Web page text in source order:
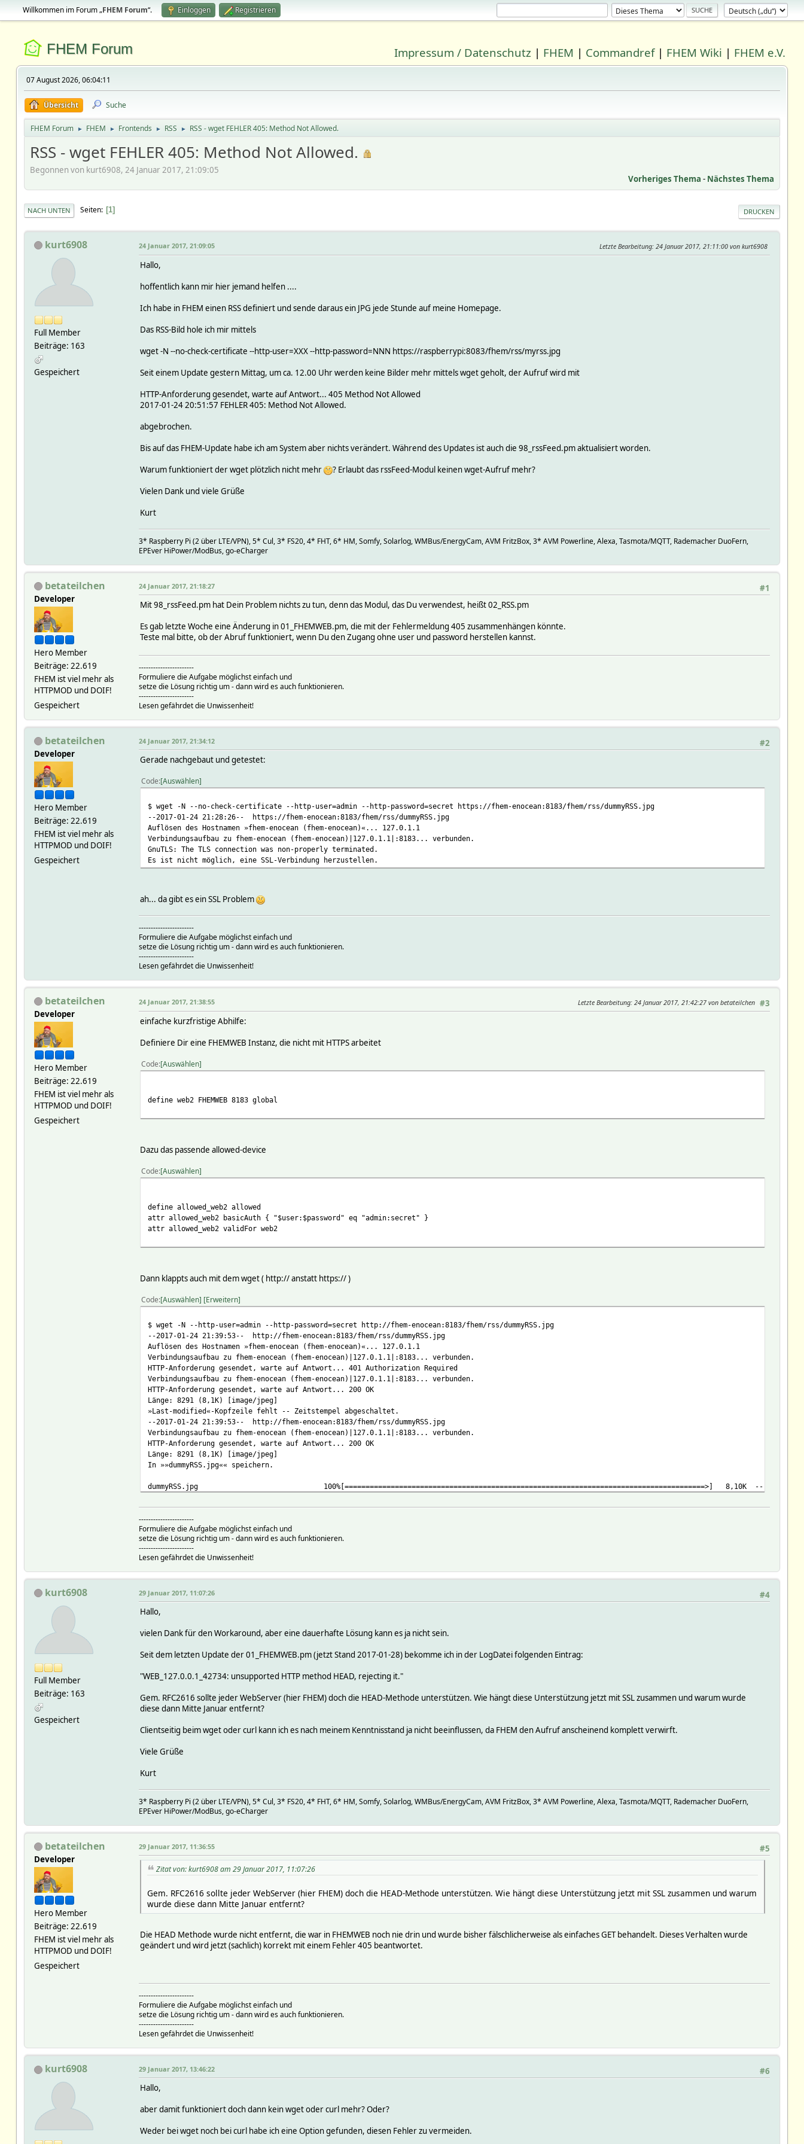
Willkommen im Forum „FHEM Forum“. Einloggen Registrieren
FHEM Forum Impressum / Datenschutz | FHEM | Commandref| FHEM Wiki | FHEM e.V.
07 August 2026, 06:04:11
Übersicht Suche
FHEM Forum ► FHEM ► Frontends ► RSS ► RSS - wget FEHLER 405: Method Not Allowed.
RSS - wget FEHLER 405: Method Not Allowed.
Begonnen von kurt6908, 24 Januar 2017, 21:09:05
Vorheriges Thema - Nächstes Thema
DRUCKEN
NACH UNTEN Seiten 1
kurt6908
Full Member
Beiträge: 163
Gespeichert
24 Januar 2017, 21:09:05 Letzte Bearbeitung: 24 Januar 2017, 21:11:00 von kurt6908
Hallo,
hoffentlich kann mir hier jemand helfen ....
Ich habe in FHEM einen RSS definiert und sende daraus ein JPG jede Stunde auf meine Homepage.
Das RSS-Bild hole ich mir mittels
wget -N --no-check-certificate --http-user=XXX --http-password=NNN https://raspberrypi:8083/fhem/rss/myrss.jpg
Seit einem Update gestern Mittag, um ca. 12.00 Uhr werden keine Bilder mehr mittels wget geholt, der Aufruf wird mit
HTTP-Anforderung gesendet, warte auf Antwort... 405 Method Not Allowed
2017-01-24 20:51:57 FEHLER 405: Method Not Allowed.
abgebrochen.
Bis auf das FHEM-Update habe ich am System aber nichts verändert. Während des Updates ist auch die 98_rssFeed.pm aktualisiert worden.
Warum funktioniert der wget plötzlich nicht mehr
? Erlaubt das rssFeed-Modul keinen wget-Aufruf mehr?
Vielen Dank und viele Grüße
Kurt
3* Raspberry Pi (2 über LTE/VPN), 5* Cul, 3* FS20, 4* FHT, 6* HM, Somfy, Solarlog, WMBus/EnergyCam, AVM FritzBox, 3* AVM Powerline, Alexa, Tasmota/MQTT, Rademacher DuoFern,
EPEver HiPower/ModBus, go-eCharger
betateilchen
Developer
Hero Member
Beiträge: 22.619
FHEM ist viel mehr als
HTTPMOD und DOIF!
Gespeichert
#1
24 Januar 2017, 21:18:27
Mit 98_rssFeed.pm hat Dein Problem nichts zu tun, denn das Modul, das Du verwendest, heißt 02_RSS.pm
Es gab letzte Woche eine Änderung in 01_FHEMWEB.pm, die mit der Fehlermeldung 405 zusammenhängen könnte.
Teste mal bitte, ob der Abruf funktioniert, wenn Du den Zugang ohne user und password herstellen kannst.
-----------------------
Formuliere die Aufgabe möglichst einfach und
setze die Lösung richtig um - dann wird es auch funktionieren.
-----------------------
Lesen gefährdet die Unwissenheit!
betateilchen
Developer
Hero Member
Beiträge: 22.619
FHEM ist viel mehr als
HTTPMOD und DOIF!
Gespeichert
#2
24 Januar 2017, 21:34:12
Gerade nachgebaut und getestet:
Code Auswählen
$ wget -N --no-check-certificate --http-user=admin --http-password=secret https://fhem-enocean:8183/fhem/rss/dummyRSS.jpg
--2017-01-24 21:28:26-- https://fhem-enocean:8183/fhem/rss/dummyRSS.jpg
Auflösen des Hostnamen »fhem-enocean (fhem-enocean)«... 127.0.1.1
Verbindungsaufbau zu fhem-enocean (fhem-enocean)|127.0.1.1|:8183... verbunden.
GnuTLS: The TLS connection was non-properly terminated.
Es ist nicht möglich, eine SSL-Verbindung herzustellen.
ah... da gibt es ein SSL Problem
-----------------------
Formuliere die Aufgabe möglichst einfach und
setze die Lösung richtig um - dann wird es auch funktionieren.
-----------------------
Lesen gefährdet die Unwissenheit!
betateilchen
Developer
Hero Member
Beiträge: 22.619
FHEM ist viel mehr als
HTTPMOD und DOIF!
Gespeichert
#3
24 Januar 2017, 21:38:55 Letzte Bearbeitung: 24 Januar 2017, 21:42:27 von betateilchen
einfache kurzfristige Abhilfe:
Definiere Dir eine FHEMWEB Instanz, die nicht mit HTTPS arbeitet
Code Auswählen
define web2 FHEMWEB 8183 global
Dazu das passende allowed-device
Code Auswählen
define allowed_web2 allowed
attr allowed_web2 basicAuth { "$user:$password" eq "admin:secret" }
attr allowed_web2 validFor web2
Dann klappts auch mit dem wget ( http:// anstatt https:// )
Code Auswählen Erweitern
$ wget -N --http-user=admin --http-password=secret http://fhem-enocean:8183/fhem/rss/dummyRSS.jpg
--2017-01-24 21:39:53-- http://fhem-enocean:8183/fhem/rss/dummyRSS.jpg
Auflösen des Hostnamen »fhem-enocean (fhem-enocean)«... 127.0.1.1
Verbindungsaufbau zu fhem-enocean (fhem-enocean)|127.0.1.1|:8183... verbunden.
HTTP-Anforderung gesendet, warte auf Antwort... 401 Authorization Required
Verbindungsaufbau zu fhem-enocean (fhem-enocean)|127.0.1.1|:8183... verbunden.
HTTP-Anforderung gesendet, warte auf Antwort... 200 OK
Länge: 8291 (8,1K) [image/jpeg]
»Last-modified«-Kopfzeile fehlt -- Zeitstempel abgeschaltet.
--2017-01-24 21:39:53-- http://fhem-enocean:8183/fhem/rss/dummyRSS.jpg
Verbindungsaufbau zu fhem-enocean (fhem-enocean)|127.0.1.1|:8183... verbunden.
HTTP-Anforderung gesendet, warte auf Antwort... 200 OK
Länge: 8291 (8,1K) [image/jpeg]
In »»dummyRSS.jpg«« speichern.
dummyRSS.jpg 100%[======================================================================================>] 8,10K --.-KB/s
2017-01-24 21:39:53 (11,2 MB/s) - »»dummyRSS.jpg«« gespeichert [8291/8291]
-----------------------
Formuliere die Aufgabe möglichst einfach und
setze die Lösung richtig um - dann wird es auch funktionieren.
-----------------------
Lesen gefährdet die Unwissenheit!
kurt6908
Full Member
Beiträge: 163
Gespeichert
#4
29 Januar 2017, 11:07:26
Hallo,
vielen Dank für den Workaround, aber eine dauerhafte Lösung kann es ja nicht sein.
Seit dem letzten Update der 01_FHEMWEB.pm (jetzt Stand 2017-01-28) bekomme ich in der LogDatei folgenden Eintrag:
"WEB_127.0.0.1_42734: unsupported HTTP method HEAD, rejecting it."
Gem. RFC2616 sollte jeder WebServer (hier FHEM) doch die HEAD-Methode unterstützen. Wie hängt diese Unterstützung jetzt mit SSL zusammen und warum wurde
diese dann Mitte Januar entfernt?
Clientseitig beim wget oder curl kann ich es nach meinem Kenntnisstand ja nicht beeinflussen, da FHEM den Aufruf anscheinend komplett verwirft.
Viele Grüße
Kurt
3* Raspberry Pi (2 über LTE/VPN), 5* Cul, 3* FS20, 4* FHT, 6* HM, Somfy, Solarlog, WMBus/EnergyCam, AVM FritzBox, 3* AVM Powerline, Alexa, Tasmota/MQTT, Rademacher DuoFern,
EPEver HiPower/ModBus, go-eCharger
betateilchen
Developer
Hero Member
Beiträge: 22.619
FHEM ist viel mehr als
HTTPMOD und DOIF!
Gespeichert
#5
29 Januar 2017, 11:36:55
Zitat von: kurt6908 am 29 Januar 2017, 11:07:26
Gem. RFC2616 sollte jeder WebServer (hier FHEM) doch die HEAD-Methode unterstützen. Wie hängt diese Unterstützung jetzt mit SSL zusammen und warum
wurde diese dann Mitte Januar entfernt?
Die HEAD Methode wurde nicht entfernt, die war in FHEMWEB noch nie drin und wurde bisher fälschlicherweise als einfaches GET behandelt. Dieses Verhalten wurde
geändert und wird jetzt (sachlich) korrekt mit einem Fehler 405 beantwortet.
-----------------------
Formuliere die Aufgabe möglichst einfach und
setze die Lösung richtig um - dann wird es auch funktionieren.
-----------------------
Lesen gefährdet die Unwissenheit!
kurt6908 #6
29 Januar 2017, 13:46:22
Hallo,
aber damit funktioniert doch dann kein wget oder curl mehr? Oder?
Weder bei wget noch bei curl habe ich eine Option gefunden, diesen Fehler zu vermeiden.